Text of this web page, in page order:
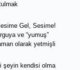
Gel, Sesime!
ve “yumuş”
olarak yetmişli
şeyin kendisi olma